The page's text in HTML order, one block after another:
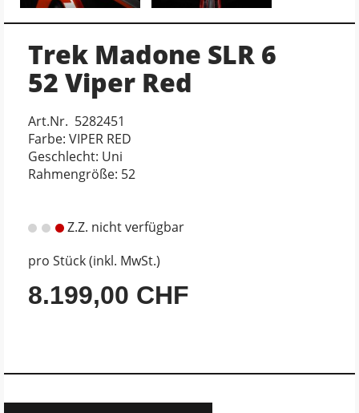
Trek Madone SLR 6
52 Viper Red
Art.Nr. 5282451
Farbe: VIPER RED
Geschlecht: Uni
Rahmengröße: 52
Z.Z. nicht verfügbar
pro Stück (inkl. MwSt.)
8.199,00 CHF